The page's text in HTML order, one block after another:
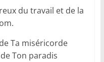
du travail et de la
Ta miséricorde
Ton paradis